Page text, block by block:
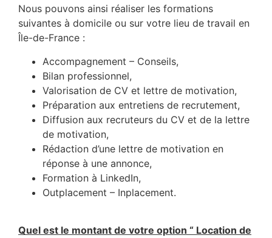
Nous pouvons ainsi réaliser les formations
suivantes à domicile ou sur votre lieu de travail en
Île-de-France :
Accompagnement – Conseils,
Bilan professionnel,
Valorisation de CV et lettre de motivation,
Préparation aux entretiens de recrutement,
Diffusion aux recruteurs du CV et de la lettre
de motivation,
Rédaction d’une lettre de motivation en
réponse à une annonce,
Formation à LinkedIn,
Outplacement – Inplacement.
Quel est le montant de votre option “ Location de